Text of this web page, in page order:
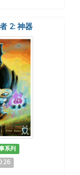
2: 神器
系列